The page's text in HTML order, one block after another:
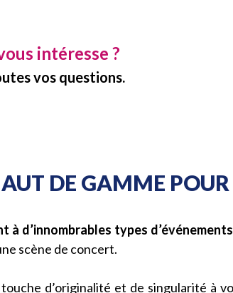
intéresse ?
vos questions.
DE GAMME
à d’innombrables types d’événements
scène de concert.
d’originalité et de singularité à